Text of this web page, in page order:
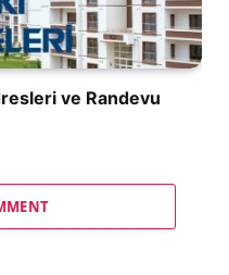
ve Randevu